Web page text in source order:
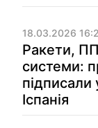
18.03.2026
Ракети,
системи:
підписали
Іспанія